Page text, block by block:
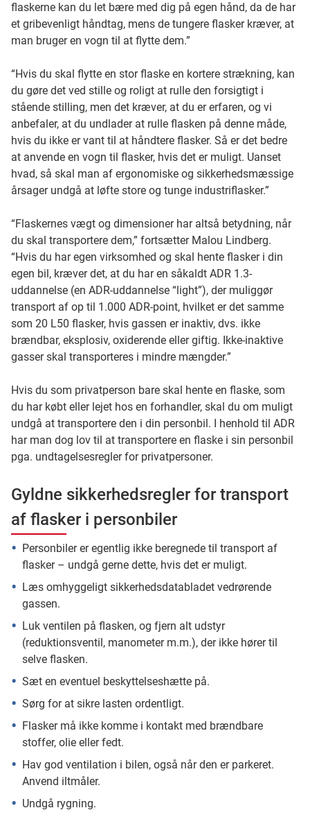
flaskerne kan du let bære med dig på egen hånd, da de har
et gribevenligt håndtag, mens de tungere flasker kræver, at
man bruger en vogn til at flytte dem.”
“Hvis du skal flytte en stor flaske en kortere strækning, kan
du gøre det ved stille og roligt at rulle den forsigtigt i
stående stilling, men det kræver, at du er erfaren, og vi
anbefaler, at du undlader at rulle flasken på denne måde,
hvis du ikke er vant til at håndtere flasker. Så er det bedre
at anvende en vogn til flasker, hvis det er muligt. Uanset
hvad, så skal man af ergonomiske og sikkerhedsmæssige
årsager undgå at løfte store og tunge industriflasker.”
“Flaskernes vægt og dimensioner har altså betydning, når
du skal transportere dem,” fortsætter Malou Lindberg.
“Hvis du har egen virksomhed og skal hente flasker i din
egen bil, kræver det, at du har en såkaldt ADR 1.3-
uddannelse (en ADR-uddannelse “light”), der muliggør
transport af op til 1.000 ADR-point, hvilket er det samme
som 20 L50 flasker, hvis gassen er inaktiv, dvs. ikke
brændbar, eksplosiv, oxiderende eller giftig. Ikke-inaktive
gasser skal transporteres i mindre mængder.”
Hvis du som privatperson bare skal hente en flaske, som
du har købt eller lejet hos en forhandler, skal du om muligt
undgå at transportere den i din personbil. I henhold til ADR
har man dog lov til at transportere en flaske i sin personbil
pga. undtagelsesregler for privatpersoner.
Gyldne sikkerhedsregler for transport
af flasker i personbiler
Personbiler er egentlig ikke beregnede til transport af
flasker – undgå gerne dette, hvis det er muligt.
Læs omhyggeligt sikkerhedsdatabladet vedrørende
gassen.
Luk ventilen på flasken, og fjern alt udstyr
(reduktionsventil, manometer m.m.), der ikke hører til
selve flasken.
Sæt en eventuel beskyttelseshætte på.
Sørg for at sikre lasten ordentligt.
Flasker må ikke komme i kontakt med brændbare
stoffer, olie eller fedt.
Hav god ventilation i bilen, også når den er parkeret.
Anvend iltmåler.
Undgå rygning.